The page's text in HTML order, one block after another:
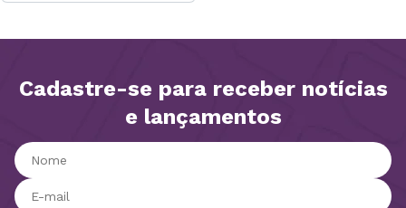
Cadastre-se para receber notícias
e lançamentos